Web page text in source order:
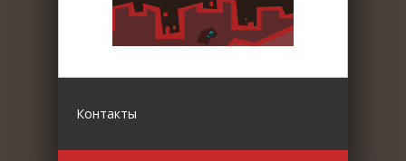
Контакты